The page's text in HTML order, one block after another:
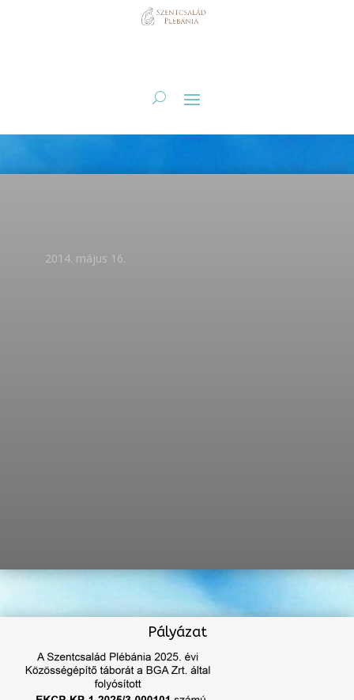
2014. május 16.
Pályázat